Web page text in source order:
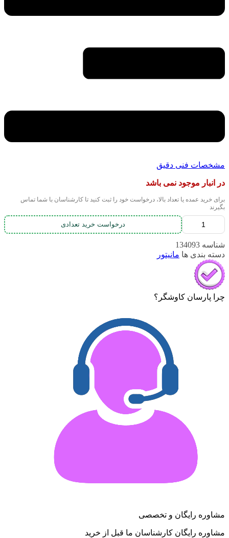
مشخصات فنی دقیق
در انبار موجود نمی باشد
برای خرید عمده یا تعداد بالا، درخواست خود را ثبت کنید تا کارشناسان با شما تماس
بگیرند
درخواست خرید تعدادی
شناسه 134093
دسته بندی ها مانیتور
چرا پارسان کاوشگر؟
مشاوره رایگان و تخصصی
مشاوره رایگان کارشناسان ما قبل از خرید